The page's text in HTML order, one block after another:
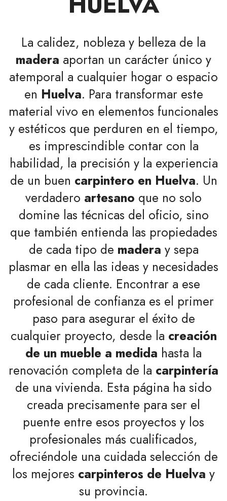
La calidez, nobleza y belleza de la
madera aportan un carácter único y
atemporal a cualquier hogar o espacio
en Huelva. Para transformar este
material vivo en elementos funcionales
y estéticos que perduren en el tiempo,
es imprescindible contar con la
habilidad, la precisión y la experiencia
de un buen carpintero en Huelva. Un
verdadero artesano que no solo
domine las técnicas del oficio, sino
que también entienda las propiedades
de cada tipo de madera y sepa
plasmar en ella las ideas y necesidades
de cada cliente. Encontrar a ese
profesional de confianza es el primer
paso para asegurar el éxito de
cualquier proyecto, desde la creación
de un mueble a medida hasta la
renovación completa de la carpintería
de una vivienda. Esta página ha sido
creada precisamente para ser el
puente entre esos proyectos y los
profesionales más cualificados,
ofreciéndole una cuidada selección de
los mejores carpinteros de Huelva y
su provincia.